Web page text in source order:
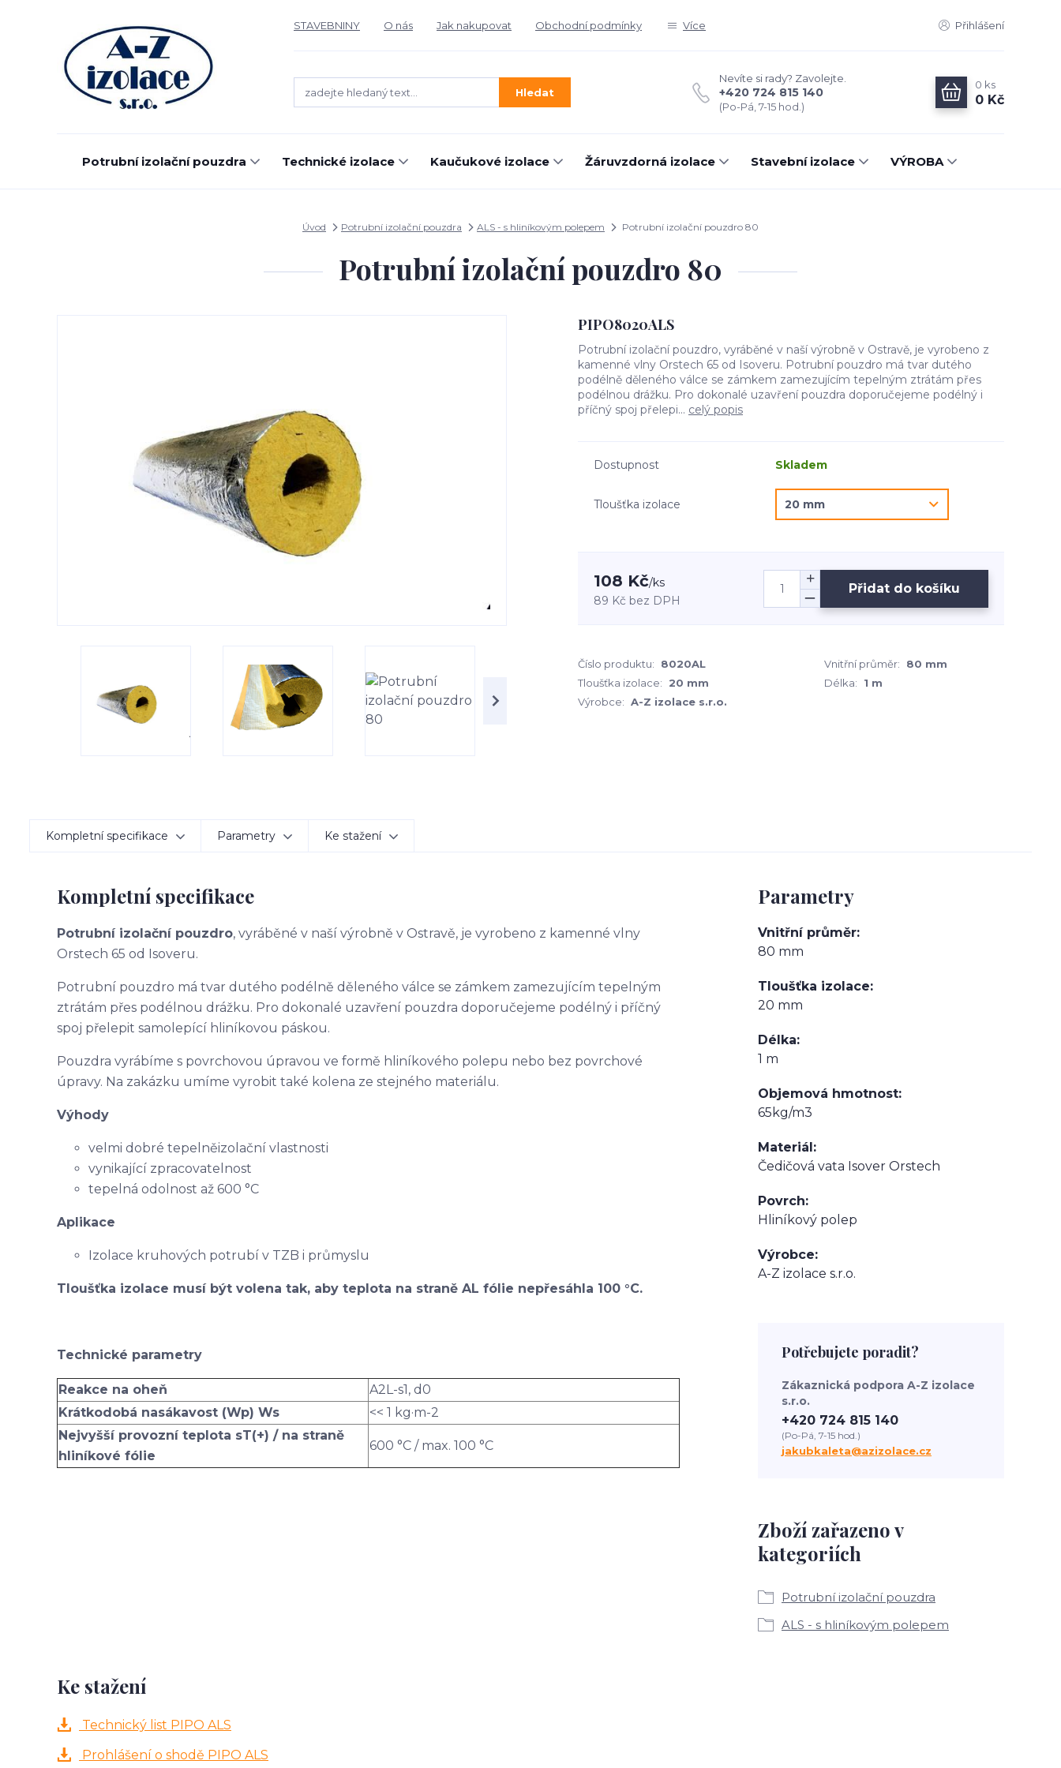
STAVEBNINY O nás Jak nakupovat Obchodní podmínky Více Přihlášení
Hledat
Nevíte si rady? Zavolejte.
+420 724 815 140
(Po-Pá, 7-15 hod.)
0 ks
0 Kč
Potrubní izolační pouzdra Technické izolace Kaučukové izolace Žáruvzdorná izolace Stavební izolace VÝROBA
Úvod Potrubní izolační pouzdra ALS - s hliníkovým polepem Potrubní izolační pouzdro 80
Potrubní izolační pouzdro 80
PIPO8020ALS
Potrubní izolační pouzdro, vyráběné v naší výrobně v Ostravě, je vyrobeno z
kamenné vlny Orstech 65 od Isoveru. Potrubní pouzdro má tvar dutého
podélně děleného válce se zámkem zamezujícím tepelným ztrátám přes
podélnou drážku. Pro dokonalé uzavření pouzdra doporučejeme podélný i
příčný spoj přelepi... celý popis
Dostupnost Skladem
Tloušťka izolace
108 Kč/ks
89 Kč bez DPH
Přidat do košíku
Číslo produktu: 8020AL Vnitřní průměr:
80 mm
Tloušťka izolace:
20 mm Délka:
1 m
Výrobce: A-Z izolace s.r.o.
Kompletní specifikace Parametry Ke stažení
Kompletní specifikace
Potrubní izolační pouzdro, vyráběné v naší výrobně v Ostravě, je vyrobeno z kamenné vlny
Orstech 65 od Isoveru.
Potrubní pouzdro má tvar dutého podélně děleného válce se zámkem zamezujícím tepelným
ztrátám přes podélnou drážku. Pro dokonalé uzavření pouzdra doporučejeme podélný i příčný
spoj přelepit samolepící hliníkovou páskou.
Pouzdra vyrábíme s povrchovou úpravou ve formě hliníkového polepu nebo bez povrchové
úpravy. Na zakázku umíme vyrobit také kolena ze stejného materiálu.
Výhody
velmi dobré tepelněizolační vlastnosti
vynikající zpracovatelnost
tepelná odolnost až 600 °C
Aplikace
Izolace kruhových potrubí v TZB i průmyslu
Tloušťka izolace musí být volena tak, aby teplota na straně AL fólie nepřesáhla 100 °C.
Technické parametry
Reakce na oheň
A2L-s1, d0
Krátkodobá nasákavost (Wp) Ws
<< 1 kg·m-2
Nejvyšší provozní teplota sT(+) / na straně
hliníkové fólie
600 °C / max. 100 °C
Parametry
Vnitřní průměr
80 mm
Tloušťka izolace
20 mm
Délka
1 m
Objemová hmotnost
65kg/m3
Materiál
Čedičová vata Isover Orstech
Povrch
Hliníkový polep
Výrobce
A-Z izolace s.r.o.
Zboží zařazeno v
kategoriích
Potrubní izolační pouzdra
ALS - s hliníkovým polepem
Potřebujete poradit?
Zákaznická podpora A-Z izolace
s.r.o.
+420 724 815 140
(Po-Pá, 7-15 hod.)
jakubkaleta@azizolace.cz
Ke stažení
Technický list PIPO ALS
Prohlášení o shodě PIPO ALS